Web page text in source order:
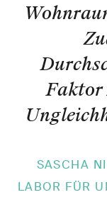
Faktor
SASCHA
LABOR FÜR